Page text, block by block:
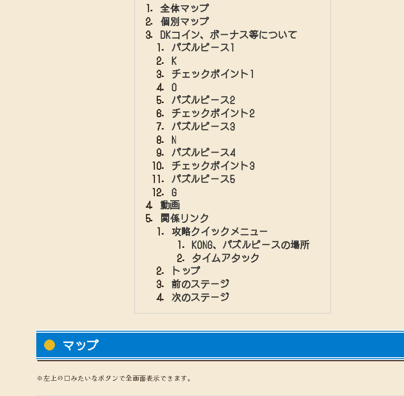
全体マップ
個別マップ
DKコイン、ボーナス等について
パズルピース1
K
チェックポイント1
O
パズルピース2
チェックポイント2
パズルピース3
N
パズルピース4
チェックポイント3
パズルピース5
G
動画
関係リンク
攻略クイックメニュー
KONG、パズルピースの場所
タイムアタック
トップ
前のステージ
次のステージ
マップ
※左上の□みたいなボタンで全画面表示できます。